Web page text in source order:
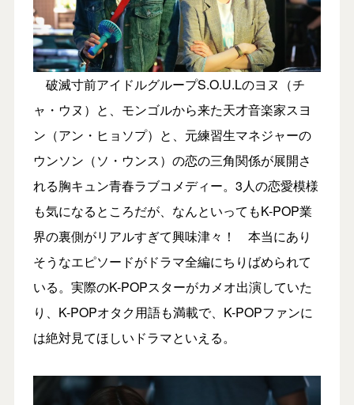
破滅寸前アイドルグループS.O.U.Lのヨヌ（チ
ャ・ウヌ）と、モンゴルから来た天才音楽家スヨ
ン（アン・ヒョソプ）と、元練習生マネジャーの
ウンソン（ソ・ウンス）の恋の三角関係が展開さ
れる胸キュン青春ラブコメディー。3人の恋愛模様
も気になるところだが、なんといってもK-POP業
界の裏側がリアルすぎて興味津々！ 本当にあり
そうなエピソードがドラマ全編にちりばめられて
いる。実際のK-POPスターがカメオ出演していた
り、K-POPオタク用語も満載で、K-POPファンに
は絶対見てほしいドラマといえる。